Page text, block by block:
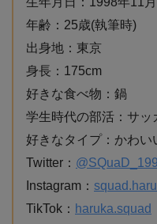
年齢：25歳(執筆時)
出身地：東京
身長：175cm
好きな食べ物：鍋
学生時代の部活：サッ
好きなタイプ：かわい
Twitter：
Instagram：
TikTok： haruka.squad